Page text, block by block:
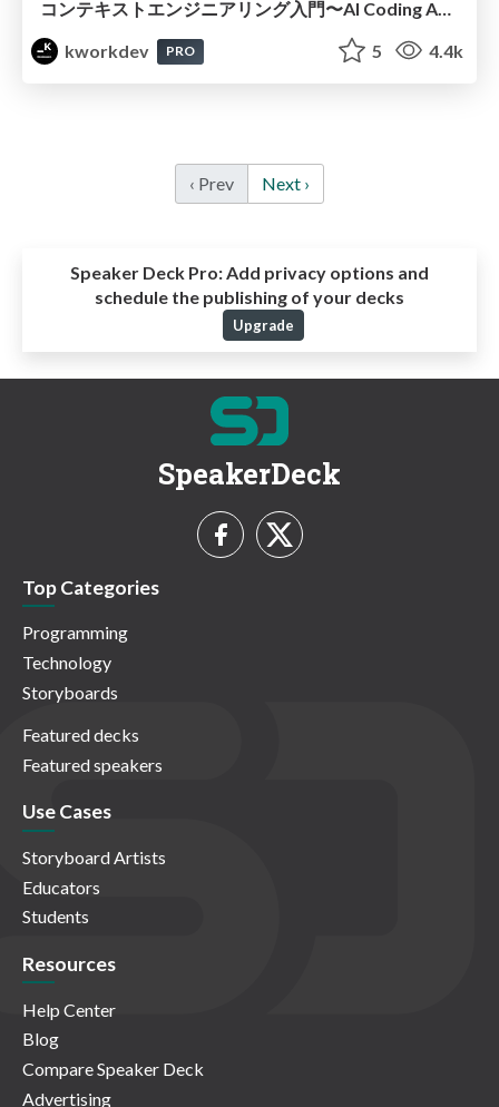
kworkdev
PRO 5 4.4k
‹ Prev Next ›
Speaker Deck Pro:Add privacy options and
schedule the publishing of your decks
Upgrade
SpeakerDeck
Top Categories
Programming
Technology
Storyboards
Featured decks
Featured speakers
Use Cases
Storyboard Artists
Educators
Students
Resources
Help Center
Blog
Compare Speaker Deck
Advertising